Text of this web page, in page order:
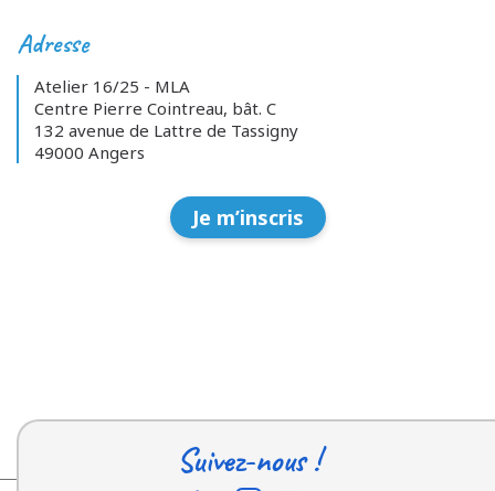
Adresse
Atelier 16/25 - MLA
Centre Pierre Cointreau, bât. C
132 avenue de Lattre de Tassigny
49000 Angers
Je m’inscris
Suivez-nous !